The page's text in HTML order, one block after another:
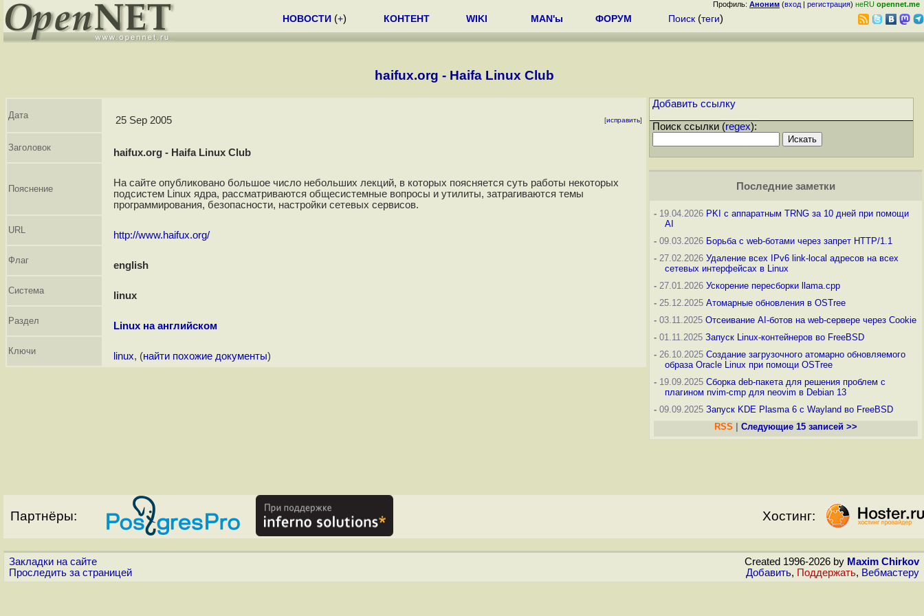
Профиль: Аноним (вход | регистрация) неRU opennet.me
НОВОСТИ (+) КОНТЕНТ WIKI MAN'ы ФОРУМ Поиск (теги)
haifux.org - Haifa Linux Club
Дата 25 Sep 2005 [исправить]
Заголовок haifux.org - Haifa Linux Club
Пояснение
На сайте опубликовано большое число небольших лекций, в которых поясняется суть работы некоторых
подсистем Linux ядра, рассматриваются общесистемные вопросы и утилиты, затрагиваются темы
программирования, безопасности, настройки сетевых сервисов.
URL http://www.haifux.org/
Флаг english
Система linux
Раздел Linux на английском
Ключи linux, (найти похожие документы)
Добавить ссылку
Поиск ссылки (regex):
Последние заметки
- 19.04.2026 PKI с аппаратным TRNG за 10 дней при помощи
AI
- 09.03.2026 Борьба с web-ботами через запрет HTTP/1.1
- 27.02.2026 Удаление всех IPv6 link-local адресов на всех
сетевых интерфейсах в Linux
- 27.01.2026 Ускорение пересборки llama.cpp
- 25.12.2025 Атомарные обновления в OSTree
- 03.11.2025 Отсеивание AI-ботов на web-сервере через Cookie
- 01.11.2025 Запуск Linux-контейнеров во FreeBSD
- 26.10.2025 Создание загрузочного атомарно обновляемого
образа Oracle Linux при помощи OSTree
- 19.09.2025 Сборка deb-пакета для решения проблем с
плагином nvim-cmp для neovim в Debian 13
- 09.09.2025 Запуск KDE Plasma 6 с Wayland во FreeBSD
RSS
Следующие 15 записей >>
Партнёры: Хостинг:
Закладки на сайте
Проследить за страницей
Created 1996-2026 by Maxim Chirkov
Добавить, Поддержать, Вебмастеру